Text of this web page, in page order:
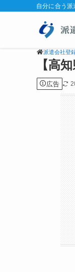
自分に合う
派遣会社登
【高
広告